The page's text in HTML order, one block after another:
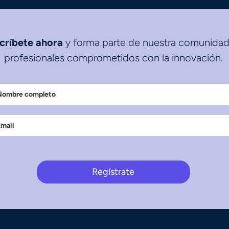
ahora y forma parte de nuestra
profesionales comprometidos con la innovación.
Regístrate